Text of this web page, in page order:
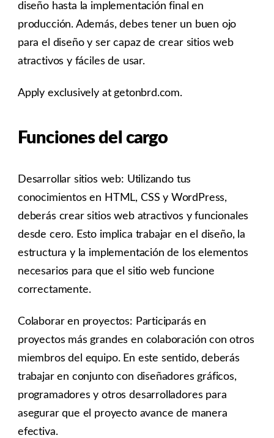
diseño hasta la implementación final en
producción. Además, debes tener un buen ojo
para el diseño y ser capaz de crear sitios web
atractivos y fáciles de usar.
Apply exclusively at getonbrd.com.
Funciones del cargo
Desarrollar sitios web: Utilizando tus
conocimientos en HTML, CSS y WordPress,
deberás crear sitios web atractivos y funcionales
desde cero. Esto implica trabajar en el diseño, la
estructura y la implementación de los elementos
necesarios para que el sitio web funcione
correctamente.
Colaborar en proyectos: Participarás en
proyectos más grandes en colaboración con otros
miembros del equipo. En este sentido, deberás
trabajar en conjunto con diseñadores gráficos,
programadores y otros desarrolladores para
asegurar que el proyecto avance de manera
efectiva.